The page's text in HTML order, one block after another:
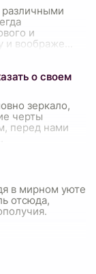
различными
и
и воображе
о своем
зеркало,
черты
перед нами
в мирном уюте
отсюда,